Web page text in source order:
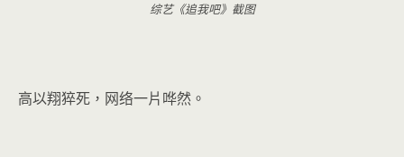
综艺《追我吧》截图
高以翔猝死，网络一片哗然。